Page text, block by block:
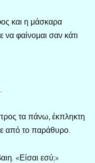
και η μάσκαρα
φαίνομαι σαν κάτι
τα πάνω, έκπληκτη
από το παράθυρο.
«Είσαι εσύ;»